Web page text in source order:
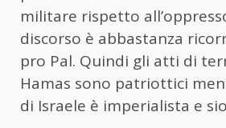
militare rispetto
discorso è abbastanza
pro Pal. Quindi gli atti di
Hamas sono patriottici
di Israele è imperialista e